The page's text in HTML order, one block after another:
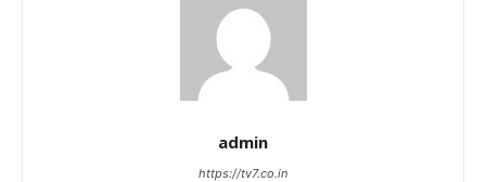
admin
https://tv7.co.in